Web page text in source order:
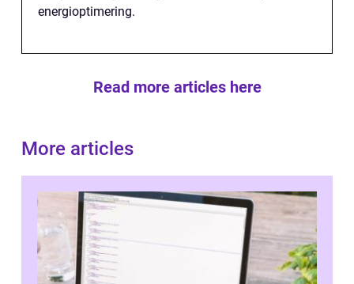
energioptimering.
Read more articles here
More articles